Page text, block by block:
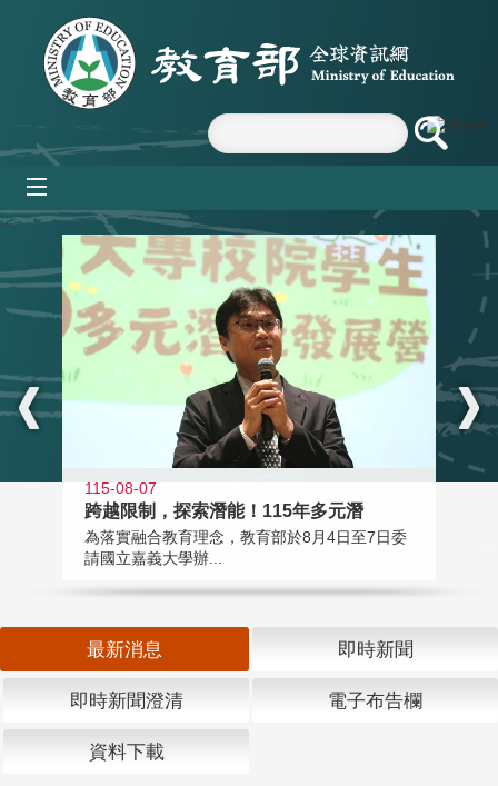
跳到主要內容區塊
:::
115-08-07
跨越限制，探索潛能！115年多元潛
為落實融合教育理念，教育部於8月4日至7日委
請國立嘉義大學辦...
最新消息 即時新聞
即時新聞澄清 電子布告欄
資料下載